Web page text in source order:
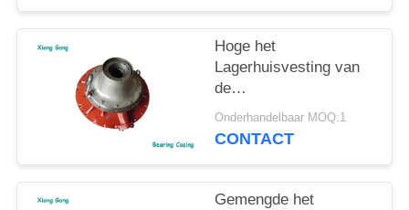
Hoge het
Lagerhuisvesting van
de
Huisvesting van de de
Onderhandelbaar MOQ:1
CONTACT
Gemengde het